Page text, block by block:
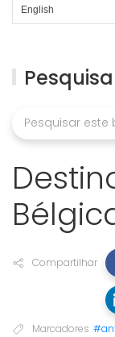
Compartilhar
Marcadores